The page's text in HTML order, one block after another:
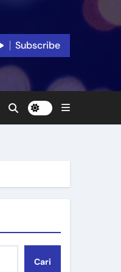
Subscribe
Cari